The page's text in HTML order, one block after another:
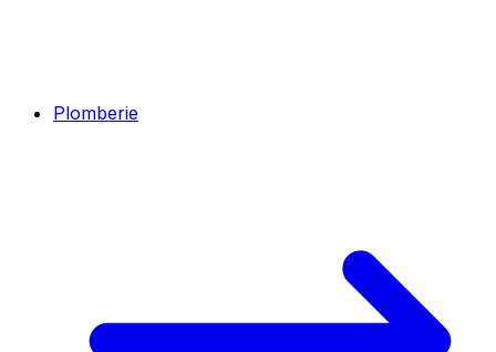
Plomberie